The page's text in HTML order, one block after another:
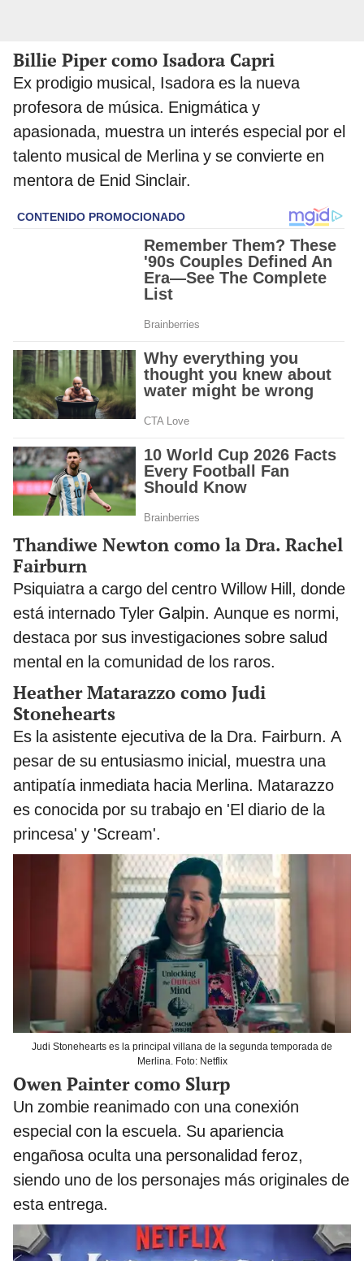
Billie Piper como Isadora Capri
Ex prodigio musical, Isadora es la nueva
profesora de música. Enigmática y
apasionada, muestra un interés especial por el
talento musical de Merlina y se convierte en
mentora de Enid Sinclair.
Thandiwe Newton como la Dra. Rachel
Fairburn
Psiquiatra a cargo del centro Willow Hill, donde
está internado Tyler Galpin. Aunque es normi,
destaca por sus investigaciones sobre salud
mental en la comunidad de los raros.
Heather Matarazzo como Judi
Stonehearts
Es la asistente ejecutiva de la Dra. Fairburn. A
pesar de su entusiasmo inicial, muestra una
antipatía inmediata hacia Merlina. Matarazzo
es conocida por su trabajo en 'El diario de la
princesa' y 'Scream'.
Judi Stonehearts es la principal villana de la segunda temporada de
Merlina. Foto: Netflix
Owen Painter como Slurp
Un zombie reanimado con una conexión
especial con la escuela. Su apariencia
engañosa oculta una personalidad feroz,
siendo uno de los personajes más originales de
esta entrega.